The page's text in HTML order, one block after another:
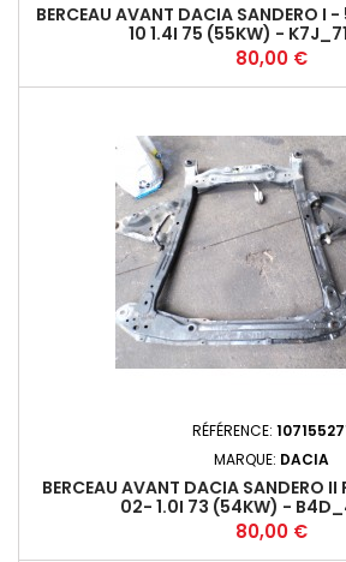
BERCEAU AVANT DACIA SANDERO
10 1.4I 75 (55KW) -
Prix
80,00 €
RÉFÉRENCE:
MARQUE: DACIA
BERCEAU AVANT DACIA SANDERO
02- 1.0I 73 (54KW) -
Prix
80,00 €